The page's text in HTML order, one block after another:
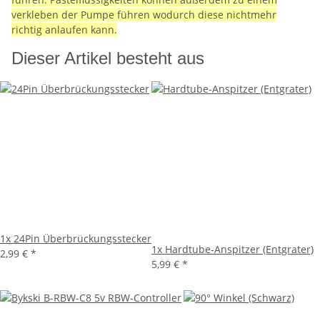
verkleben der Pumpe führen wodurch diese nichtmehr
richtig anlaufen kann.
Dieser Artikel besteht aus
1x 24Pin Überbrückungsstecker
2,99 € * 1x Hardtube-Anspitzer (Entgrater)
5,99 € *